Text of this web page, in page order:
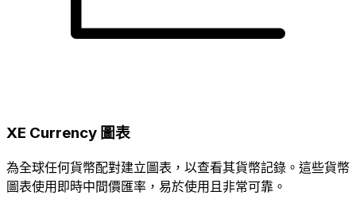
XE Currency 圖表
為全球任何貨幣配對建立圖表，以查看其貨幣記錄。這些貨幣
圖表使用即時中間價匯率，易於使用且非常可靠。